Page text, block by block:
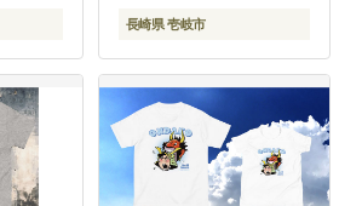
長崎県 壱岐市